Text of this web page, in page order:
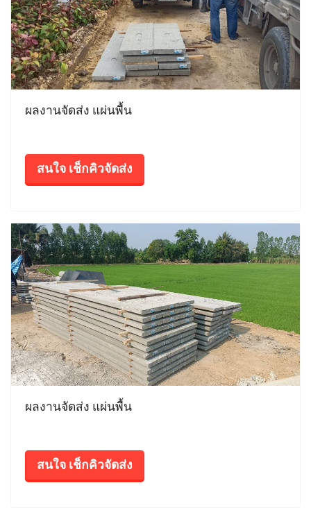
ผลงานจัดส่ง แผ่นพื้น
สนใจ เช็กคิวจัดส่ง
ผลงานจัดส่ง แผ่นพื้น
สนใจ เช็กคิวจัดส่ง